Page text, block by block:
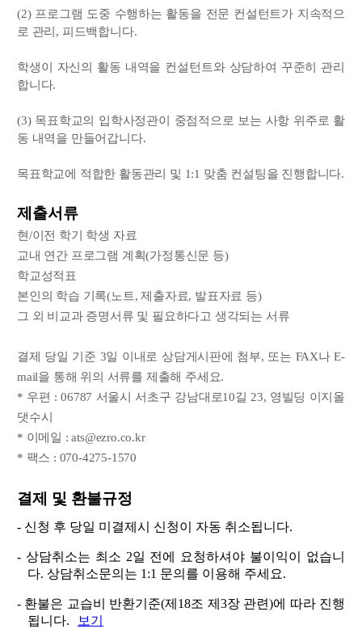
(2) 프로그램 도중 수행하는 활동을 전문 컨설턴트가 지속적으
로 관리, 피드백합니다.
학생이 자신의 활동 내역을 컨설턴트와 상담하여 꾸준히 관리
합니다.
(3) 목표학교의 입학사정관이 중점적으로 보는 사항 위주로 활
동 내역을 만들어갑니다.
목표학교에 적합한 활동관리 및 1:1 맞춤 컨설팅을 진행합니다.
제출서류
현/이전 학기 학생 자료
교내 연간 프로그램 계획(가정통신문 등)
학교성적표
본인의 학습 기록(노트, 제출자료, 발표자료 등)
그 외 비교과 증명서류 및 필요하다고 생각되는 서류
결제 당일 기준 3일 이내로 상담게시판에 첨부, 또는 FAX나 E-
mail을 통해 위의 서류를 제출해 주세요.
* 우편 : 06787 서울시 서초구 강남대로10길 23, 영빌딩 이지올
댓수시
* 이메일 : ats@ezro.co.kr
* 팩스 : 070-4275-1570
결제 및 환불규정
- 신청 후 당일 미결제시 신청이 자동 취소됩니다.
- 상담취소는 최소 2일 전에 요청하셔야 불이익이 없습니
다. 상담취소문의는 1:1 문의를 이용해 주세요.
- 환불은 교습비 반환기준(제18조 제3장 관련)에 따라 진행
됩니다.
보기